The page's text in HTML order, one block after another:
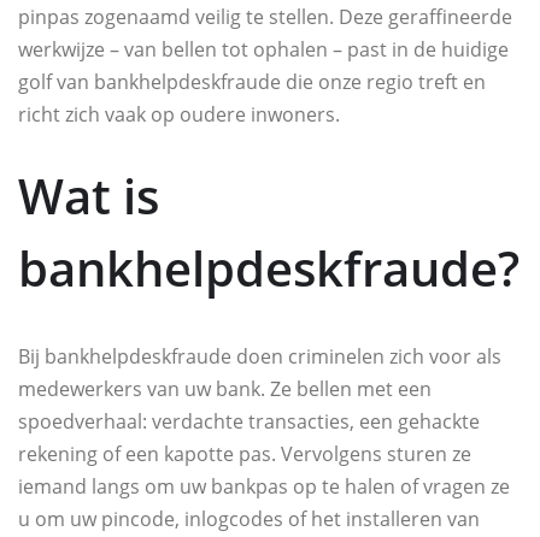
pinpas zogenaamd veilig te stellen. Deze geraffineerde
werkwijze – van bellen tot ophalen – past in de huidige
golf van bankhelpdeskfraude die onze regio treft en
richt zich vaak op oudere inwoners.
Wat is
bankhelpdeskfraude?
Bij bankhelpdeskfraude doen criminelen zich voor als
medewerkers van uw bank. Ze bellen met een
spoedverhaal: verdachte transacties, een gehackte
rekening of een kapotte pas. Vervolgens sturen ze
iemand langs om uw bankpas op te halen of vragen ze
u om uw pincode, inlogcodes of het installeren van